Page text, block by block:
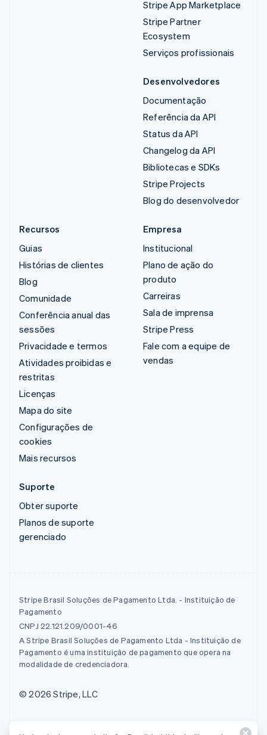
Stripe App Marketplace
Stripe Partner
Ecosystem
Serviços profissionais
Desenvolvedores
Documentação
Referência da API
Status da API
Changelog da API
Bibliotecas e SDKs
Stripe Projects
Blog do desenvolvedor
Recursos
Guias
Histórias de clientes
Blog
Comunidade
Conferência anual das
sessões
Privacidade e termos
Atividades proibidas e
restritas
Licenças
Mapa do site
Configurações de
cookies
Mais recursos
Empresa
Institucional
Plano de ação do
produto
Carreiras
Sala de imprensa
Stripe Press
Fale com a equipe de
vendas
Suporte
Obter suporte
Planos de suporte
gerenciado
Stripe Brasil Soluções de Pagamento Ltda. - Instituição de
Pagamento
CNPJ 22.121.209/0001-46
A Stripe Brasil Soluções de Pagamento Ltda - Instituição de
Pagamento é uma instituição de pagamento que opera na
modalidade de credenciadora.
© 2026 Stripe, LLC